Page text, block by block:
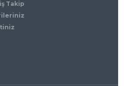
Takip